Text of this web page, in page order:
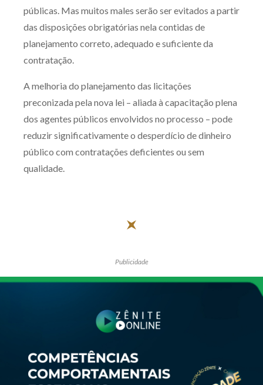
públicas. Mas muitos males serão ser evitados a partir
das disposições obrigatórias nela contidas de
planejamento correto, adequado e suficiente da
contratação.
A melhoria do planejamento das licitações
preconizada pela nova lei – aliada à capacitação plena
dos agentes públicos envolvidos no processo – pode
reduzir significativamente o desperdício de dinheiro
público com contratações deficientes ou sem
qualidade.
Publicidade